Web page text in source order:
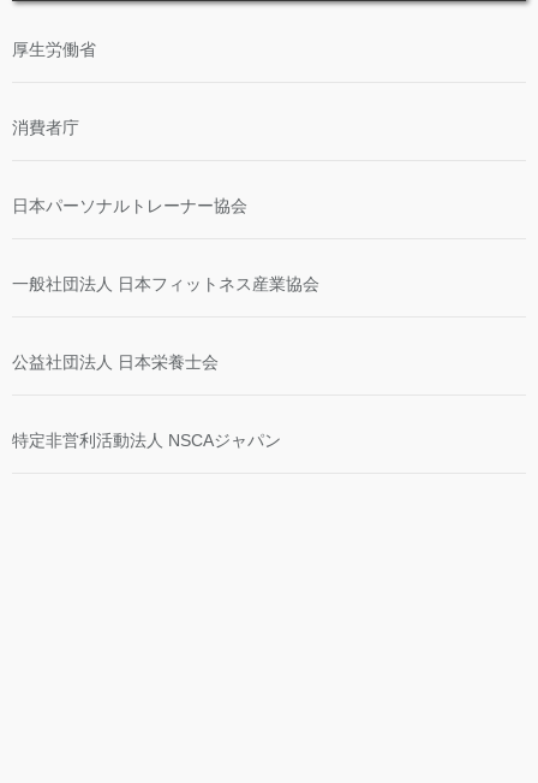
厚生労働省
消費者庁
日本パーソナルトレーナー協会
一般社団法人 日本フィットネス産業協会
公益社団法人 日本栄養士会
特定非営利活動法人 NSCAジャパン